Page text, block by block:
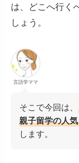
は、どこへ行く
しょう。
言語学ママ
そこで今回は、
親子留学の人
します。